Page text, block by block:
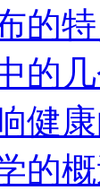
的
的
健
的